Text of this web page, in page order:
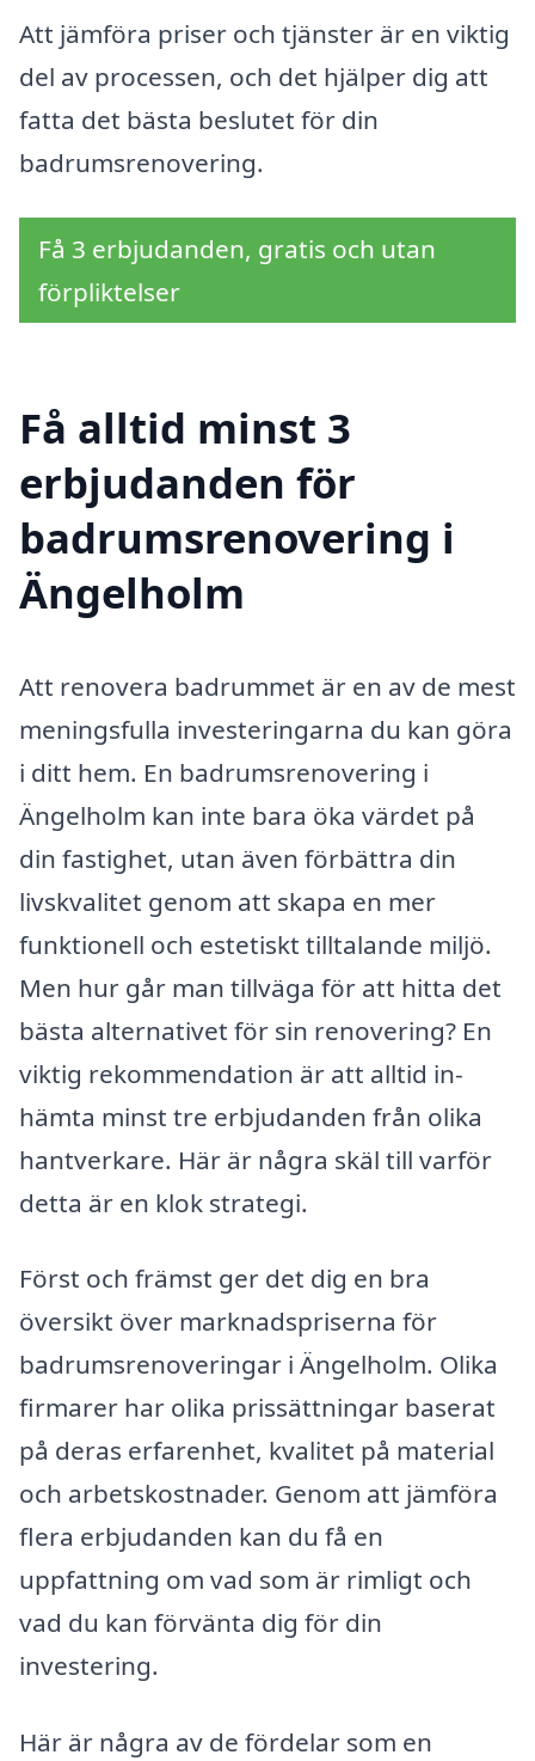
Att jämföra priser och tjänster är en viktig
del av processen, och det hjälper dig att
fatta det bästa beslutet för din
badrumsrenovering.
Få 3 erbjudanden, gratis och utan
förpliktelser
Få alltid minst 3
erbjudanden för
badrumsrenovering i
Ängelholm
Att renovera badrummet är en av de mest
meningsfulla investeringarna du kan göra
i ditt hem. En badrumsrenovering i
Ängelholm kan inte bara öka värdet på
din fastighet, utan även förbättra din
livskvalitet genom att skapa en mer
funktionell och estetiskt tilltalande miljö.
Men hur går man tillväga för att hitta det
bästa alternativet för sin renovering? En
viktig rekommendation är att alltid in­
hämta minst tre erbjudanden från olika
hantverkare. Här är några skäl till varför
detta är en klok strategi.
Först och främst ger det dig en bra
översikt över marknadspriserna för
badrumsrenoveringar i Ängelholm. Olika
firma­rer har olika prissättningar baserat
på deras erfarenhet, kvalitet på material
och arbetskostnader. Genom att jämföra
flera erbjudanden kan du få en
uppfattning om vad som är rimligt och
vad du kan förvänta dig för din
investering.
Här är några av de fördelar som en